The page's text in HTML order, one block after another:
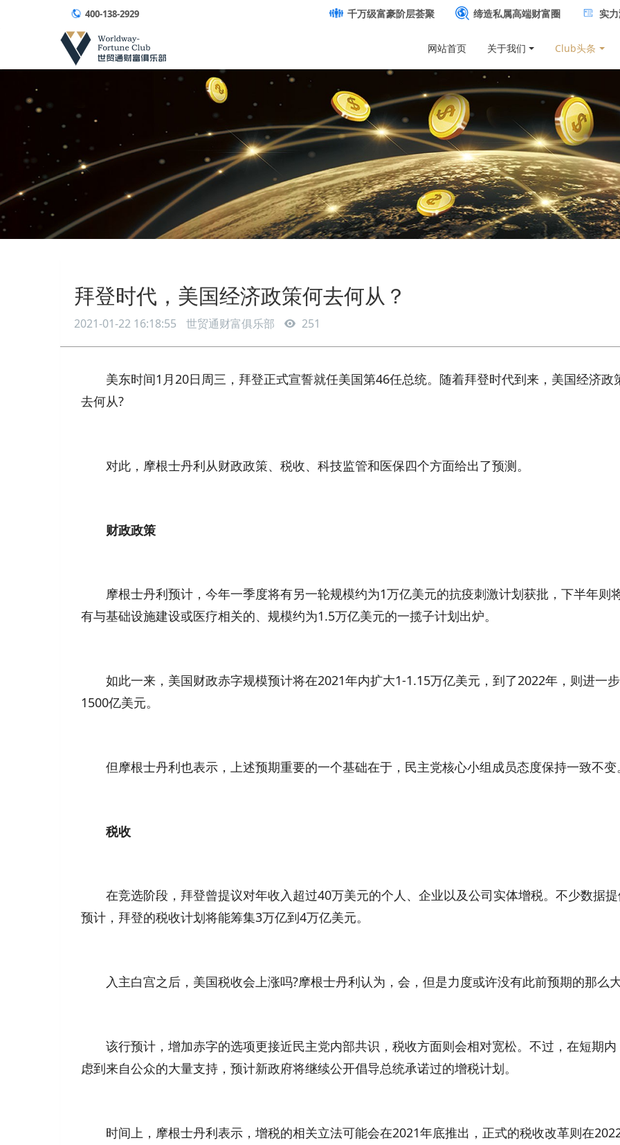
400-138-2929 千万级富豪阶层荟聚 缔造私属高端财富圈 实
网站首页 关于我们 Club头条
拜登时代，美国经济政策何去何从？
2021-01-22 16:18:55 世贸通财富俱乐部 251
美东时间1月20日周三，拜登正式宣誓就任美国第46任总统。随着拜登时代到来，美国经济政
去何从?
对此，摩根士丹利从财政政策、税收、科技监管和医保四个方面给出了预测。
财政政策
摩根士丹利预计，今年一季度将有另一轮规模约为1万亿美元的抗疫刺激计划获批，下半年则
有与基础设施建设或医疗相关的、规模约为1.5万亿美元的一揽子计划出炉。
如此一来，美国财政赤字规模预计将在2021年内扩大1-1.15万亿美元，到了2022年，则进一
1500亿美元。
但摩根士丹利也表示，上述预期重要的一个基础在于，民主党核心小组成员态度保持一致不变。
税收
在竞选阶段，拜登曾提议对年收入超过40万美元的个人、企业以及公司实体增税。不少数据
预计，拜登的税收计划将能筹集3万亿到4万亿美元。
入主白宫之后，美国税收会上涨吗?摩根士丹利认为，会，但是力度或许没有此前预期的那么大
该行预计，增加赤字的选项更接近民主党内部共识，税收方面则会相对宽松。不过，在短期内
虑到来自公众的大量支持，预计新政府将继续公开倡导总统承诺过的增税计划。
时间上，摩根士丹利表示，增税的相关立法可能会在2021年底推出，正式的税收改革则在